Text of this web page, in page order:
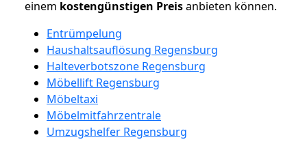
einem kostengünstigen Preisanbieten können.
Entrümpelung
Haushaltsauflösung Regensburg
Halteverbotszone Regensburg
Möbellift Regensburg
Möbeltaxi
Möbelmitfahrzentrale
Umzugshelfer Regensburg